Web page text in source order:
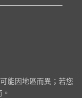
能因地區而異；若您